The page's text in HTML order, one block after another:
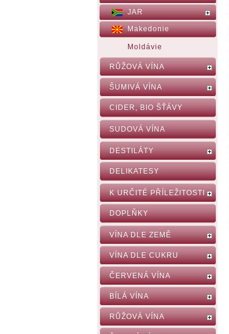
JAR
Makedonie
Moldávie
RŮŽOVÁ VÍNA
ŠUMIVÁ VÍNA
CIDER, BIO ŠŤÁVY
SUDOVÁ VÍNA
DESTILÁTY
DELIKATESY
K URČITÉ PŘÍLEŽITOSTI
DOPLŇKY
VÍNA DLE ZEMĚ
VÍNA DLE CUKRU
ČERVENÁ VÍNA
BÍLÁ VÍNA
RŮŽOVÁ VÍNA